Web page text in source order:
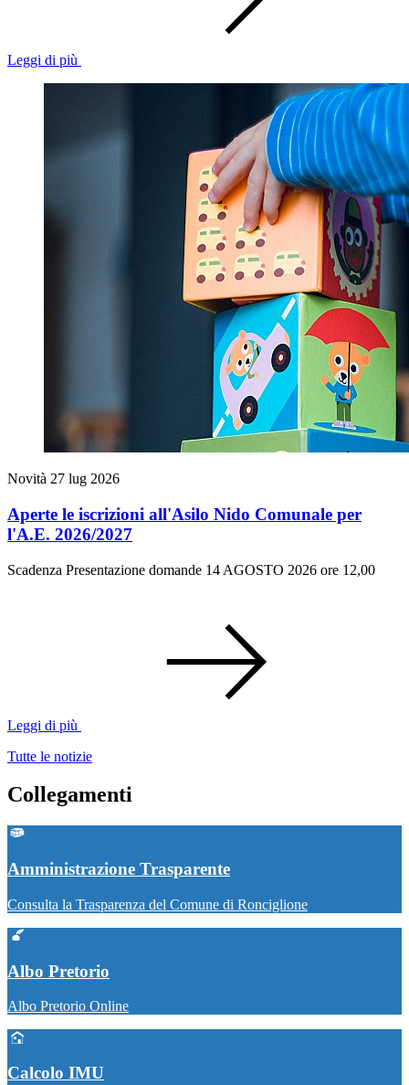
Leggi di più
Novità 27 lug 2026
Aperte le iscrizioni all'Asilo Nido Comunale per
l'A.E. 2026/2027
Scadenza Presentazione domande 14 AGOSTO 2026 ore 12,00
Leggi di più
Tutte le notizie
Collegamenti
Amministrazione Trasparente
Consulta la Trasparenza del Comune di Ronciglione
Albo Pretorio
Albo Pretorio Online
Calcolo IMU